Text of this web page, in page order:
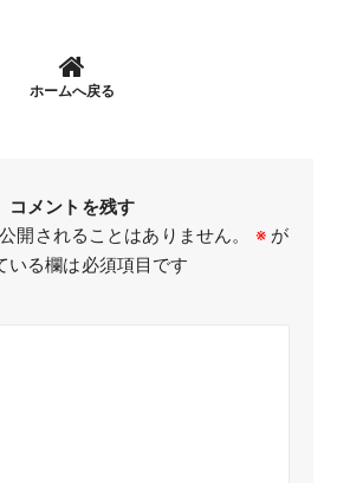
ホームへ戻る
コメントを残す
開されることはありません。
※が
いる欄は必須項目です